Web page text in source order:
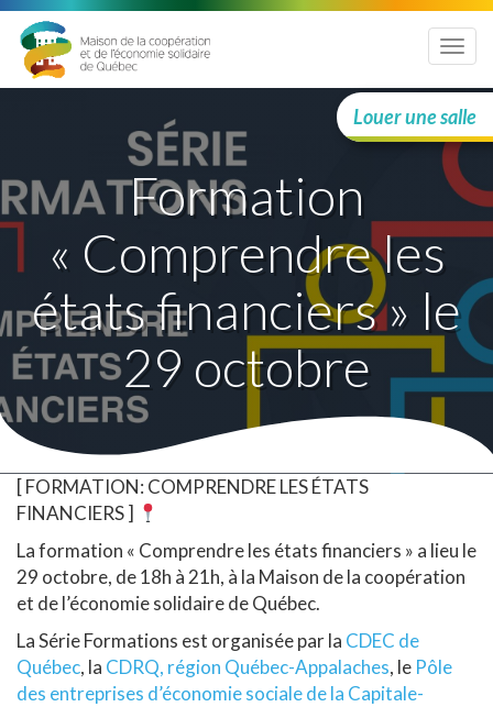
Menu
Louer une salle
Formation
« Comprendre les
états financiers » le
29 octobre
[ FORMATION: COMPRENDRE LES ÉTATS
FINANCIERS ]
La formation « Comprendre les états financiers » a lieu le
29 octobre, de 18h à 21h, à la Maison de la coopération
et de l’économie solidaire de Québec.
La Série Formations est organisée par la CDEC de
Québec, la CDRQ, région Québec-Appalaches, le Pôle
des entreprises d’économie sociale de la Capitale-